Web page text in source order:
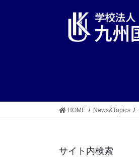
ッ
移
HOME News&Topics
サイト内検索